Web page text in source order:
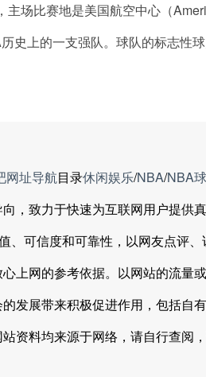
场比赛地是美国航空中心（
史上的一支强队。球队的标志性
网址导航目录休闲娱乐/NBA/NBA
，致力于快速为互联网用户提供
、可信度和可靠性，以网友点评
上网的参考依据。以网站的流量
发展带来积极促进作用，包括自
资料均来源于网络，请自行查阅